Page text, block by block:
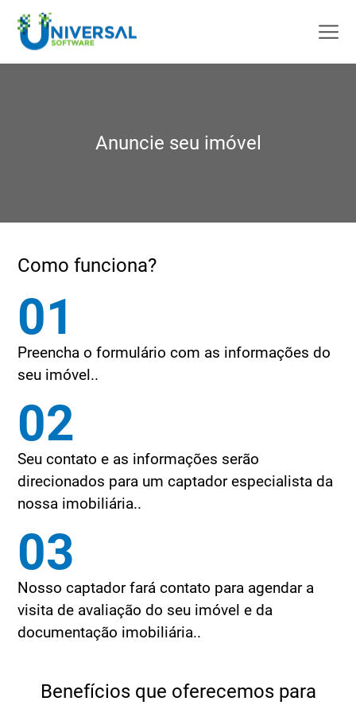
Anuncie seu imóvel
Como funciona?
01
Preencha o formulário com as informações do
seu imóvel..
02
Seu contato e as informações serão
direcionados para um captador especialista da
nossa imobiliária..
03
Nosso captador fará contato para agendar a
visita de avaliação do seu imóvel e da
documentação imobiliária..
Benefícios que oferecemos para